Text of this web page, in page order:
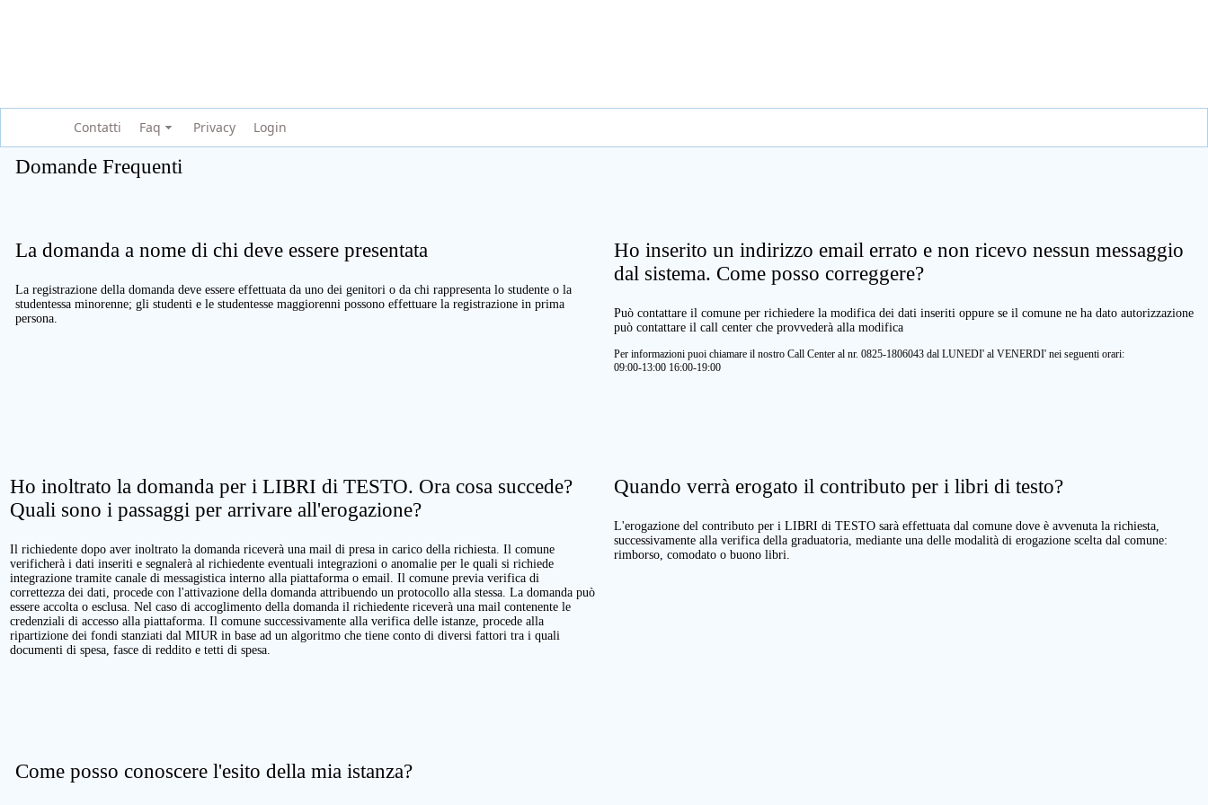
Contatti Faq Privacy Login
Domande Frequenti
La domanda a nome di chi deve essere presentata
La registrazione della domanda deve essere effettuata da uno dei genitori o da chi rappresenta lo studente o la
studentessa minorenne; gli studenti e le studentesse maggiorenni possono effettuare la registrazione in prima
persona.
Ho inserito un indirizzo email errato e non ricevo nessun messaggio
dal sistema. Come posso correggere?
Può contattare il comune per richiedere la modifica dei dati inseriti oppure se il comune ne ha dato autorizzazione
può contattare il call center che provvederà alla modifica
Per informazioni puoi chiamare il nostro Call Center al nr. 0825-1806043 dal LUNEDI' al VENERDI' nei seguenti orari:
09:00-13:00 16:00-19:00
Ho inoltrato la domanda per i LIBRI di TESTO. Ora cosa succede?
Quali sono i passaggi per arrivare all'erogazione?
Il richiedente dopo aver inoltrato la domanda riceverà una mail di presa in carico della richiesta. Il comune
verificherà i dati inseriti e segnalerà al richiedente eventuali integrazioni o anomalie per le quali si richiede
integrazione tramite canale di messagistica interno alla piattaforma o email. Il comune previa verifica di
correttezza dei dati, procede con l'attivazione della domanda attribuendo un protocollo alla stessa. La domanda può
essere accolta o esclusa. Nel caso di accoglimento della domanda il richiedente riceverà una mail contenente le
credenziali di accesso alla piattaforma. Il comune successivamente alla verifica delle istanze, procede alla
ripartizione dei fondi stanziati dal MIUR in base ad un algoritmo che tiene conto di diversi fattori tra i quali
documenti di spesa, fasce di reddito e tetti di spesa.
Quando verrà erogato il contributo per i libri di testo?
L'erogazione del contributo per i LIBRI di TESTO sarà effettuata dal comune dove è avvenuta la richiesta,
successivamente alla verifica della graduatoria, mediante una delle modalità di erogazione scelta dal comune:
rimborso, comodato o buono libri.
Come posso conoscere l'esito della mia istanza?